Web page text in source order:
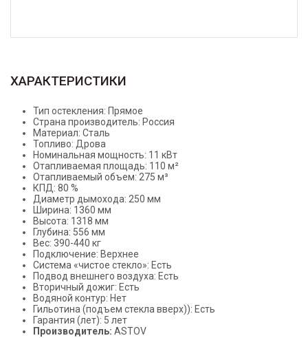
ХАРАКТЕРИСТИКИ
Тип остекления: Прямое
Страна производитель: Россия
Материал: Сталь
Топливо: Дрова
Номинальная мощность: 11 кВт
Отапливаемая площадь: 110 м²
Отапливаемый объем: 275 м³
КПД: 80 %
Диаметр дымохода: 250 мм
Ширина: 1360 мм
Высота: 1318 мм
Глубина: 556 мм
Вес: 390-440 кг
Подключение: Верхнее
Система «чистое стекло»: Есть
Подвод внешнего воздуха: Есть
Вторичный дожиг: Есть
Водяной контур: Нет
Гильотина (подъем стекла вверх)): Есть
Гарантия (лет): 5 лет
Производитель: ASTOV